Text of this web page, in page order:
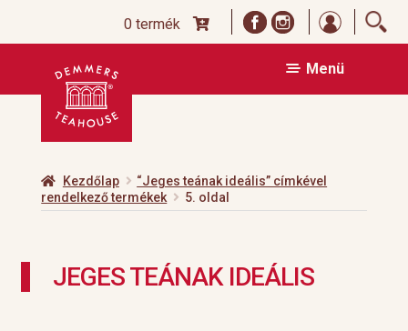
0 termék
Ugrás
navigációhoz
Kilépés
tartalomba
Menü
Kezdőlap
“Jeges teának ideális” címkével
rendelkező termékek
5. oldal
JEGES TEÁNAK IDEÁLIS